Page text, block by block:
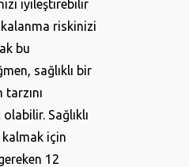
iyileştirebilir
riskinizi
bu
sağlıklı bir
Sağlıklı
kalmak için
12